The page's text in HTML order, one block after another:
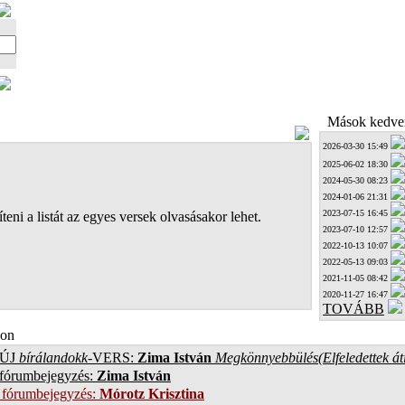
a listát az egyes versek olvasásakor lehet.
Mások
2026-03-30 15:49
2025-06-02 18:30
2024-05-30 08:23
2024-01-06 21:31
2023-07-15 16:45
2023-07-10 12:57
2022-10-13 10:07
2022-05-13 09:03
2021-11-05 08:42
2020-11-27 16:47
TOVÁBB
bírálandokk-VERS: Zima István Megkönnyebbülés(Elfeledettek
Zima István
Mórotz Krisztina